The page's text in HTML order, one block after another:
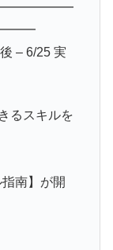
– 6/25 実
るスキルを
南】が開